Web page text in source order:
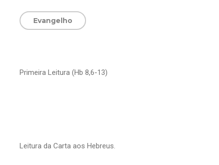
Evangelho
Primeira Leitura (Hb 8,6-13)
Leitura da Carta aos Hebreus.